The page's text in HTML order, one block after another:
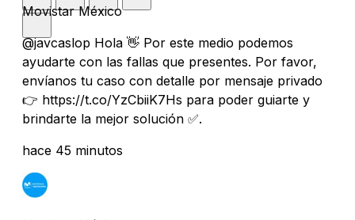
Movistar México
@javcaslop Hola 👋 Por este medio podemos
ayudarte con las fallas que presentes. Por favor,
envíanos tu caso con detalle por mensaje privado
👉 https://t.co/YzCbiiK7Hs para poder guiarte y
brindarte la mejor solución ✅.
hace 45 minutos